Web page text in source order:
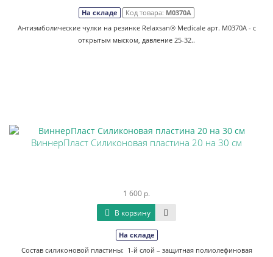
На складе Код товара: М0370А
Антиэмболические чулки на резинке Relaxsan® Medicale арт. M0370А - с
открытым мыском, давление 25-32..
ВиннерПласт Силиконовая пластина 20 на 30 см
1 600 р.
В корзину
На складе
Состав силиконовой пластины: 1-й слой – защитная полиолефиновая